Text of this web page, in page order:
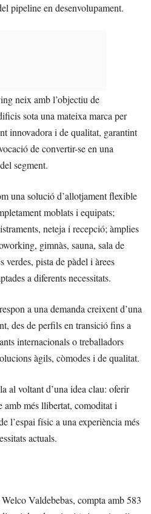
pipeline en desenvolupament.
neix amb l’objectiu de
sota una mateixa marca per
innovadora i de qualitat, garantint
de convertir-se en una
segment.
una solució d’allotjament flexible
moblats i equipats;
neteja i recepció; àmplies
gimnàs, sauna, sala de
verdes, pista de pàdel i àrees
a diferents necessitats.
a una demanda creixent d’una
des de perfils en transició fins a
internacionals o treballadors
àgils, còmodes i de qualitat.
al voltant d’una idea clau: oferir
amb més llibertat, comoditat i
l’espai físic a una experiència més
actuals.
Valdebebas, compta amb 583